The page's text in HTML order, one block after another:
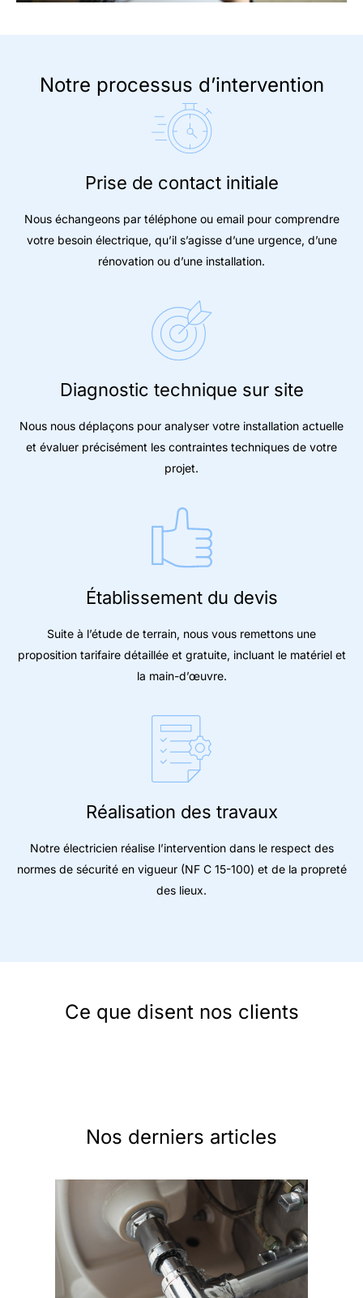
Notre processus d’intervention
Prise de contact initiale
Nous échangeons par téléphone ou email pour comprendre
votre besoin électrique, qu’il s’agisse d’une urgence, d’une
rénovation ou d’une installation.
Diagnostic technique sur site
Nous nous déplaçons pour analyser votre installation actuelle
et évaluer précisément les contraintes techniques de votre
projet.
Établissement du devis
Suite à l’étude de terrain, nous vous remettons une
proposition tarifaire détaillée et gratuite, incluant le matériel et
la main-d’œuvre.
Réalisation des travaux
Notre électricien réalise l’intervention dans le respect des
normes de sécurité en vigueur (NF C 15-100) et de la propreté
des lieux.
Ce que disent nos clients
Nos derniers articles